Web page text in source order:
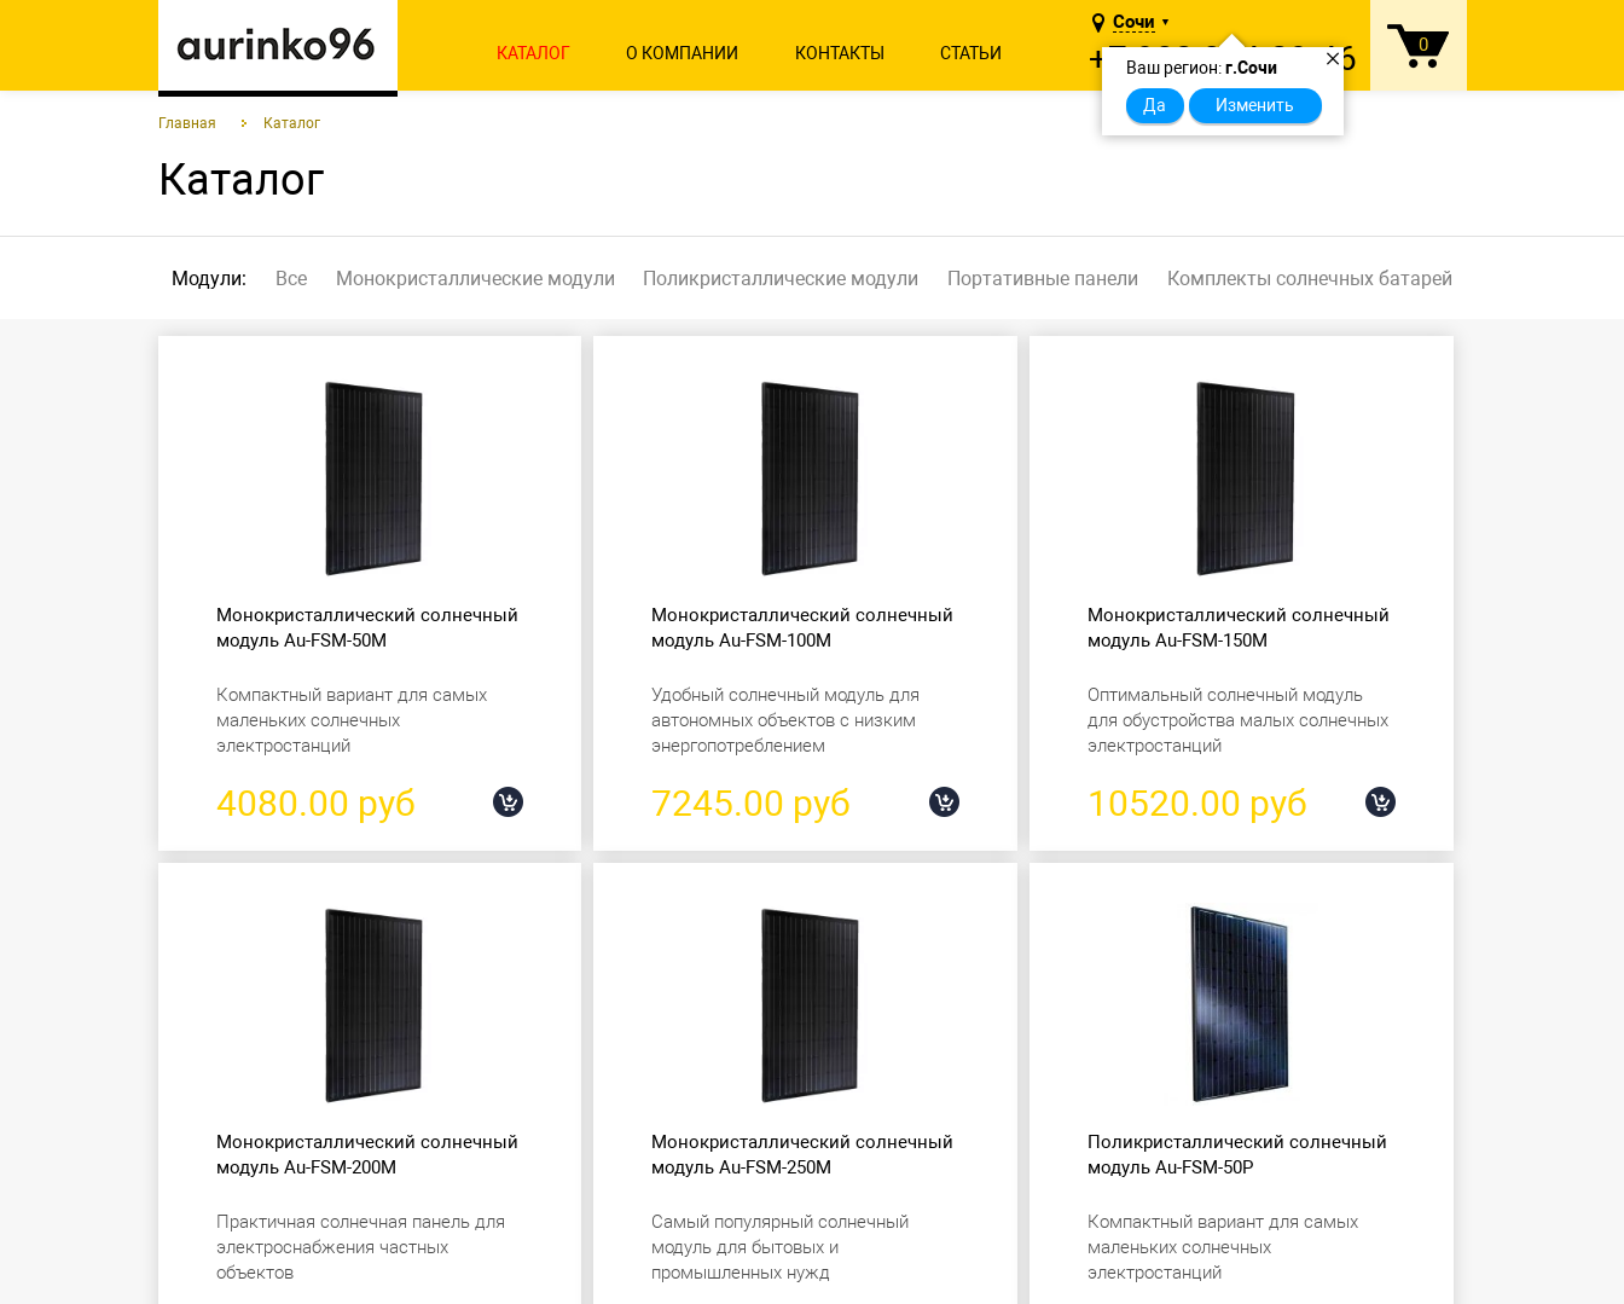
0
Сочи ▼
×
Ваш регион:г.Сочи
Да
Изменить
+7 902 874-29-46
КАТАЛОГ О КОМПАНИИ КОНТАКТЫ СТАТЬИ
Главная Каталог
Каталог
Модули: Все Монокристаллические модули Поликристаллические модули Портативные панели Комплекты солнечных батарей
Монокристаллический солнечный
модуль Au-FSM-50M
Компактный вариант для самых
маленьких солнечных
электростанций
4080.00 руб
Монокристаллический солнечный
модуль Au-FSM-100M
Удобный солнечный модуль для
автономных объектов с низким
энергопотреблением
7245.00 руб
Монокристаллический солнечный
модуль Au-FSM-150M
Оптимальный солнечный модуль
для обустройства малых солнечных
электростанций
10520.00 руб
Монокристаллический солнечный
модуль Au-FSM-200M
Практичная солнечная панель для
электроснабжения частных
объектов
Монокристаллический солнечный
модуль Au-FSM-250M
Самый популярный солнечный
модуль для бытовых и
промышленных нужд
Поликристаллический солнечный
модуль Au-FSM-50P
Компактный вариант для самых
маленьких солнечных
электростанций